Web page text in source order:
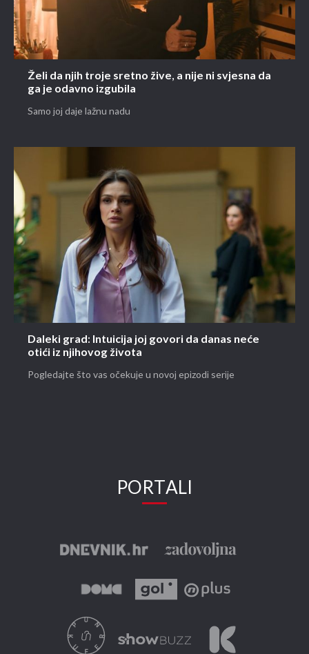
Želi da njih troje sretno žive, a nije ni svjesna da
ga je odavno izgubila
Samo joj daje lažnu nadu
Daleki grad: Intuicija joj govori da danas neće
otići iz njihovog života
Pogledajte što vas očekuje u novoj epizodi serije
PORTALI